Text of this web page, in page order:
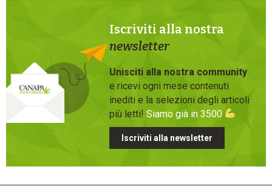
Iscriviti alla nostra
newsletter
Unisciti alla nostra community
e ricevi ogni mese contenuti
inediti e la selezioni degli articoli
più letti! Siamo già in 3500
Iscriviti alla newsletter